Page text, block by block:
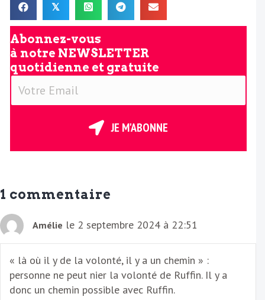
𝕏
Abonnez-vous
à notre NEWSLETTER
quotidienne et gratuite
V
E
i
l
JE M'ABONNE
1 commentaire
Amélie le 2 septembre 2024 à 22:51
« là où il y de la volonté, il y a un chemin » :
personne ne peut nier la volonté de Ruffin. Il y a
donc un chemin possible avec Ruffin.